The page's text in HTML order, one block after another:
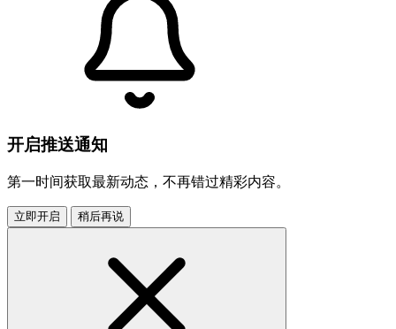
开启推送通知
第一时间获取最新动态，不再错过精彩内容。
立即开启 稍后再说